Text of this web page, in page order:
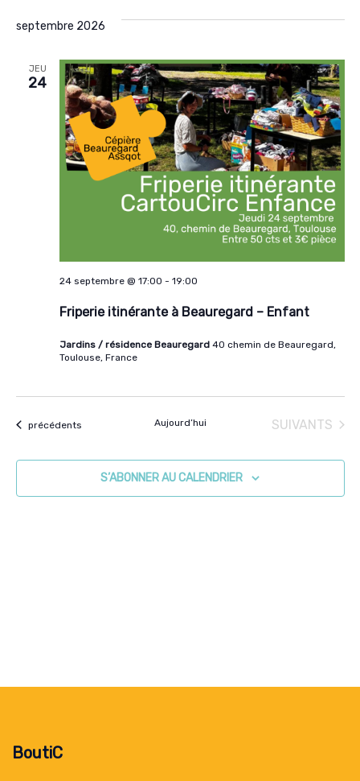
et
de
vues
date.
septembre 2026
JEU
24
Friperie itinérante à Beauregard – Enfant
24 septembre @ 17:00 - 19:00
Jardins / résidence Beauregard 40 chemin de Beauregard,
Toulouse, France
Évènements
précédents Aujourd’hui ÉVÈNEMENTS
SUIVANTS
S’ABONNER AU CALENDRIER
BoutiC